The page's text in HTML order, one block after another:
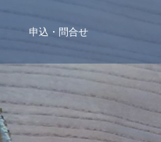
申込・問合せ